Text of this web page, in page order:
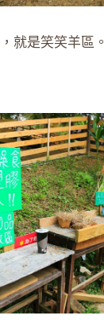
就是笑笑羊區。